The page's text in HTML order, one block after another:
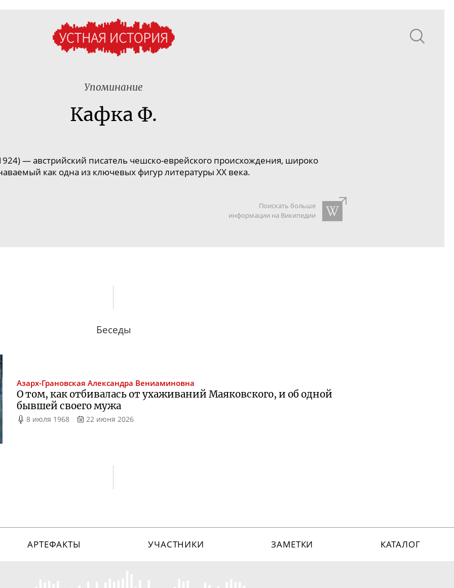
Упоминание
Кафка Ф.
— австрийский писатель чешско-еврейскогопроисхождения, широко
как одна из ключевых фигур литературы XX века.
Поискать больше
информации на Википедии
Беседы
Азарх-Грановская Александра Вениаминовна
О том, как отбивалась от ухаживаний Маяковского, и об одной
бывшей своего мужа
8 июля 1968 22 июня 2026
АРТЕФАКТЫ УЧАСТНИКИ ЗАМЕТКИ КАТАЛОГ